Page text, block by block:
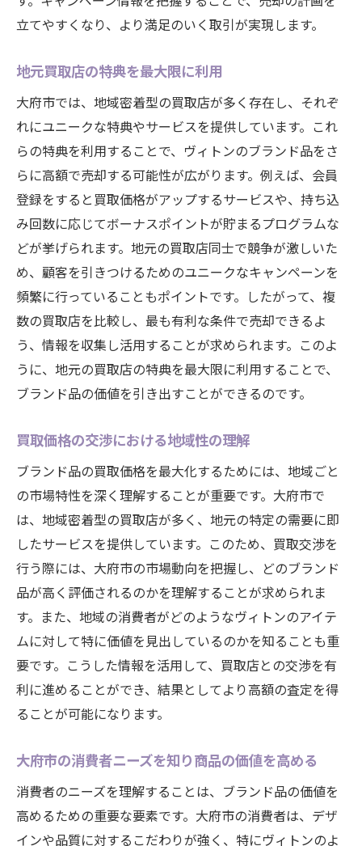
立てやすくなり、より満足のいく取引が実現します。
地元買取店の特典を最大限に利用
大府市では、地域密着型の買取店が多く存在し、それぞ
れにユニークな特典やサービスを提供しています。これ
らの特典を利用することで、ヴィトンのブランド品をさ
らに高額で売却する可能性が広がります。例えば、会員
登録をすると買取価格がアップするサービスや、持ち込
み回数に応じてボーナスポイントが貯まるプログラムな
どが挙げられます。地元の買取店同士で競争が激しいた
め、顧客を引きつけるためのユニークなキャンペーンを
頻繁に行っていることもポイントです。したがって、複
数の買取店を比較し、最も有利な条件で売却できるよ
う、情報を収集し活用することが求められます。このよ
うに、地元の買取店の特典を最大限に利用することで、
ブランド品の価値を引き出すことができるのです。
買取価格の交渉における地域性の理解
ブランド品の買取価格を最大化するためには、地域ごと
の市場特性を深く理解することが重要です。大府市で
は、地域密着型の買取店が多く、地元の特定の需要に即
したサービスを提供しています。このため、買取交渉を
行う際には、大府市の市場動向を把握し、どのブランド
品が高く評価されるのかを理解することが求められま
す。また、地域の消費者がどのようなヴィトンのアイテ
ムに対して特に価値を見出しているのかを知ることも重
要です。こうした情報を活用して、買取店との交渉を有
利に進めることができ、結果としてより高額の査定を得
ることが可能になります。
大府市の消費者ニーズを知り商品の価値を高める
消費者のニーズを理解することは、ブランド品の価値を
高めるための重要な要素です。大府市の消費者は、デザ
インや品質に対するこだわりが強く、特にヴィトンのよ